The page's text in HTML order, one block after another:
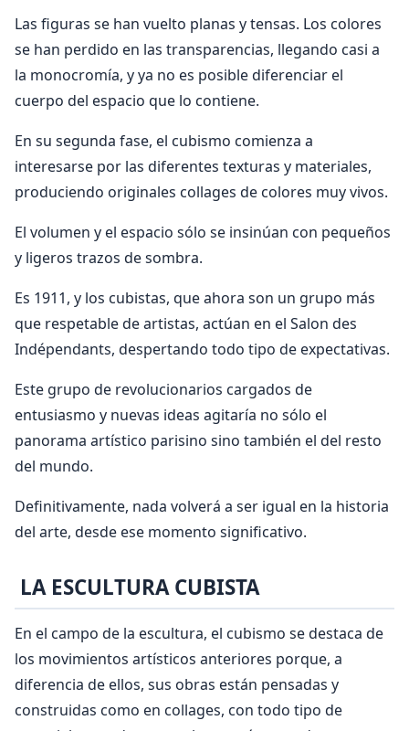
Las figuras se han vuelto planas y tensas. Los colores
se han perdido en las transparencias, llegando casi a
la monocromía, y ya no es posible diferenciar el
cuerpo del espacio que lo contiene.
En su segunda fase, el cubismo comienza a
interesarse por las diferentes texturas y materiales,
produciendo originales collages de colores muy vivos.
El volumen y el espacio sólo se insinúan con pequeños
y ligeros trazos de sombra.
Es 1911, y los cubistas, que ahora son un grupo más
que respetable de artistas, actúan en el Salon des
Indépendants, despertando todo tipo de expectativas.
Este grupo de revolucionarios cargados de
entusiasmo y nuevas ideas agitaría no sólo el
panorama artístico parisino sino también el del resto
del mundo.
Definitivamente, nada volverá a ser igual en la historia
del arte, desde ese momento significativo.
LA ESCULTURA CUBISTA
En el campo de la escultura, el cubismo se destaca de
los movimientos artísticos anteriores porque, a
diferencia de ellos, sus obras están pensadas y
construidas como en collages, con todo tipo de